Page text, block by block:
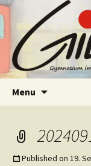
Menu
Published on 19.